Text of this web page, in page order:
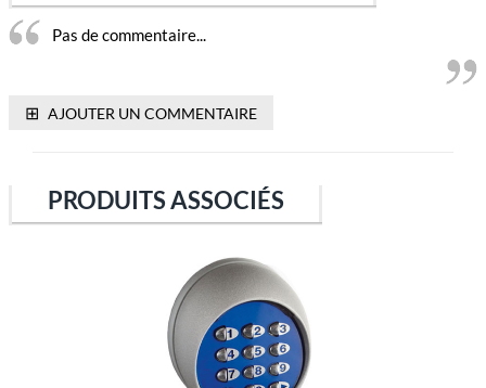
Pas de commentaire...
⊞ AJOUTER UN COMMENTAIRE
PRODUITS ASSOCIÉS